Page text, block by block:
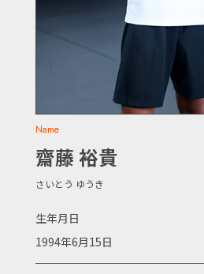
Name
齋藤 裕貴
さいとう ゆうき
生年月日
1994年6月15日